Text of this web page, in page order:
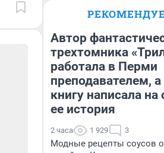
Автор
трехтомника
работала в Перми
преподавателем,
книгу написала на
ее история
2 часа 1 929 3
Модные рецепты соусов